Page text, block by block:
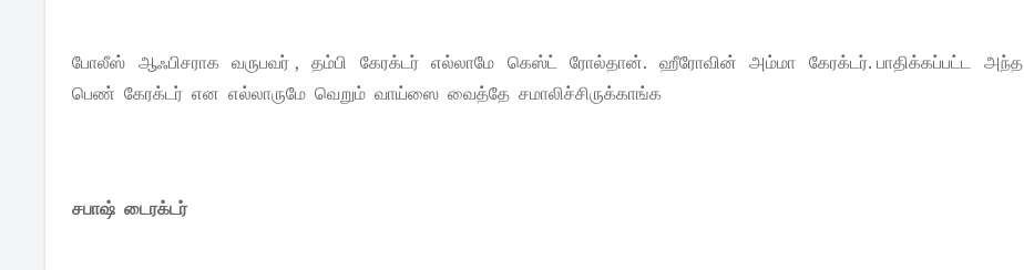
போலீஸ் ஆஃபிசராக வருபவர் , தம்பி கேரக்டர் எல்லாமே கெஸ்ட் ரோல்தான். ஹீரோவின் அம்மா கேரக்டர். பாதிக்கப்பட்ட அந்த
பெண் கேரக்டர் என எல்லாருமே வெறும் வாய்ஸை வைத்தே சமாலிச்சிருக்காங்க
சபாஷ் டைரக்டர்